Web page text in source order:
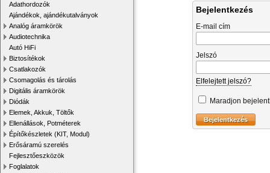
Adathordozók
Ajándékok, ajándékutalványok
Analóg áramkörök
Audiotechnika
Autó HiFi
Biztosítékok
Csatlakozók
Csomagolás és tárolás
Digitális áramkörök
Diódák
Elemek, Akkuk, Töltők
Ellenállások, Potméterek
Építőkészletek (KIT, Modul)
Erősáramú szerelés
Fejlesztőeszközök
Foglalatok
Bejelentkezés
E-mail cím
Jelszó
Elfelejtett jelszó?
Maradjon